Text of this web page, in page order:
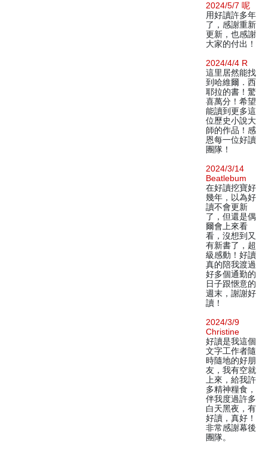
2024/5/7 呢
用好讀許多年
了，感謝重新
更新，也感謝
大家的付出！
2024/4/4 R
這里居然能找
到哈維爾．西
耶拉的書！驚
喜萬分！希望
能讀到更多這
位歷史小說大
師的作品！感
恩每一位好讀
團隊！
2024/3/14
Beatlebum
在好讀挖寶好
幾年，以為好
讀不會更新
了，但還是偶
爾會上來看
看，沒想到又
有新書了，超
級感動！好讀
真的陪我渡過
好多個通勤的
日子跟愜意的
週末，謝謝好
讀！
2024/3/9
Christine
好讀是我這個
文字工作者隨
時隨地的好朋
友，我有空就
上來，給我許
多精神糧食，
伴我度過許多
白天黑夜，有
好讀，真好！
非常感謝幕後
團隊。